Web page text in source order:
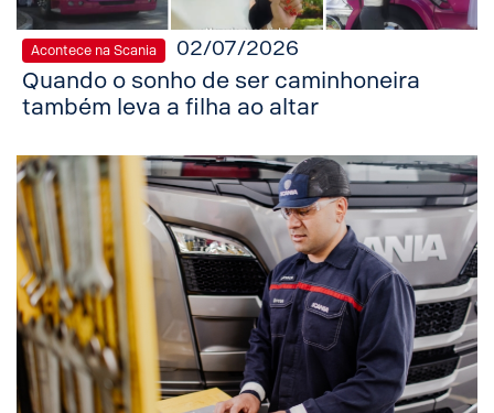
Acontece na Scania 02/07/2026
Quando o sonho de ser caminhoneira
também leva a filha ao altar